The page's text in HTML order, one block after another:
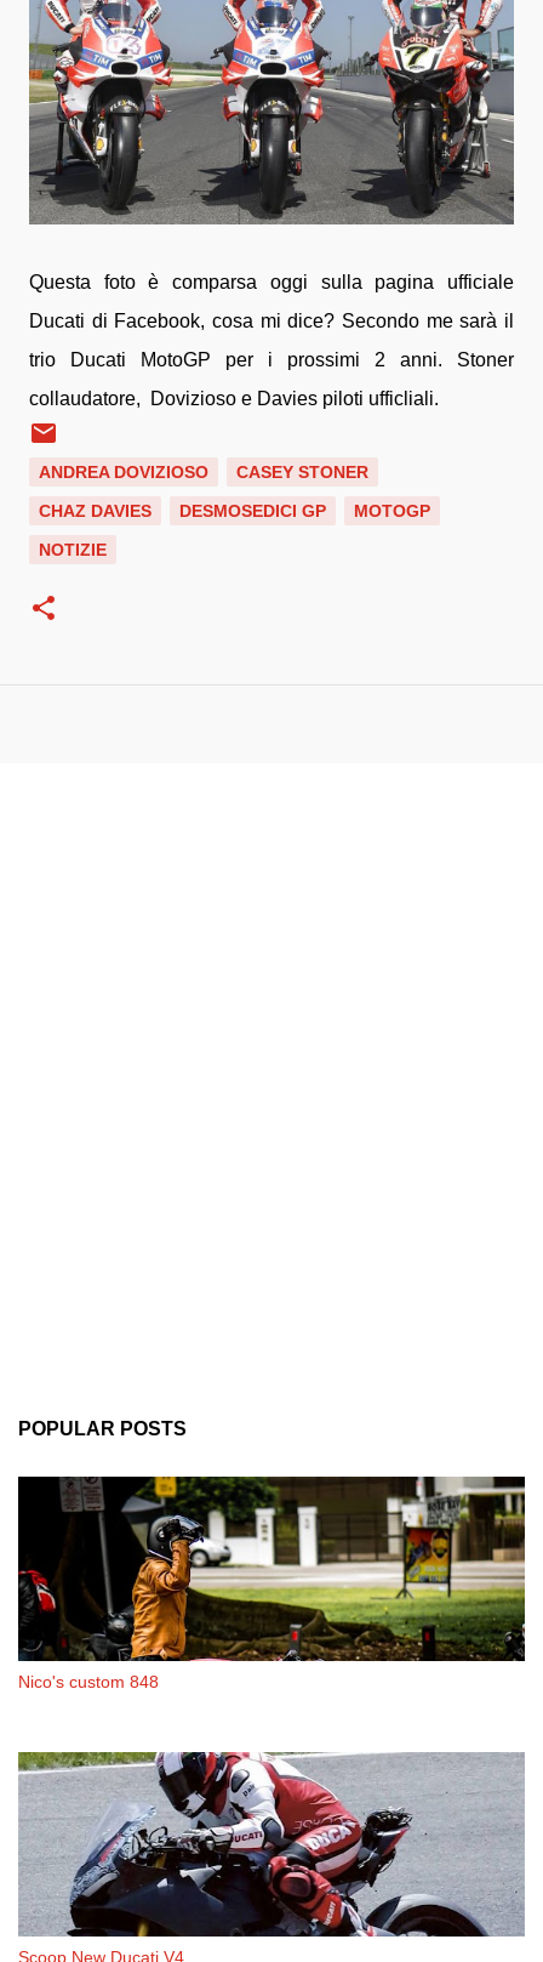
Questa foto è comparsa oggi sulla pagina ufficiale
Ducati di Facebook, cosa mi dice? Secondo me sarà il
trio Ducati MotoGP per i prossimi 2 anni. Stoner
collaudatore, Dovizioso e Davies piloti ufficliali.
ANDREA DOVIZIOSO
CASEY STONER
CHAZ DAVIES
DESMOSEDICI GP
MOTOGP
NOTIZIE
POPULAR POSTS
Nico's custom 848
Scoop New Ducati V4